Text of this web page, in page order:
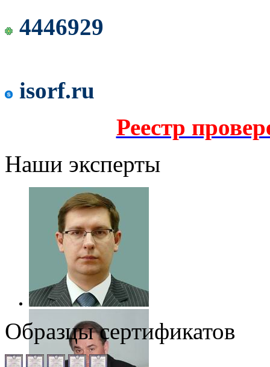
4446929
isorf.ru
Реестр
Наши эксперты
Образцы сертификатов